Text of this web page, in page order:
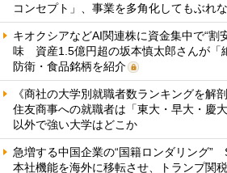
コンセプト」、事業を多角化してもぶれ
キオクシアなどAI関連株に資金集中で“割
味 資産1.5億円超の坂本慎太郎さんが「
防衛・食品銘柄を紹介
《商社の大学別就職者数ランキングを解
住友商事への就職者は「東大・早大・慶
以外で強い大学はどこか
急増する中国企業の“国籍ロンダリング”
本社機能を海外に移転させ、トランプ関